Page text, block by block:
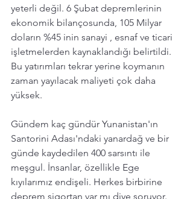
yeterli değil. 6 Şubat depremlerinin
ekonomik bilançosunda, 105 Milyar
doların %45 inin sanayi , esnaf ve ticari
işletmelerden kaynaklandığı belirtildi.
Bu yatırımları tekrar yerine koymanın
zaman yayılacak maliyeti çok daha
yüksek.
Gündem kaç gündür Yunanistan'ın
Santorini Adası'ndaki yanardağ ve bir
günde kaydedilen 400 sarsıntı ile
meşgul. İnsanlar, özellikle Ege
kıyılarımız endişeli. Herkes birbirine
deprem sigortan var mı diye soruyor.